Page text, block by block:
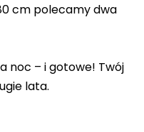
cm polecamy dwa
noc – i gotowe! Twój
lata.